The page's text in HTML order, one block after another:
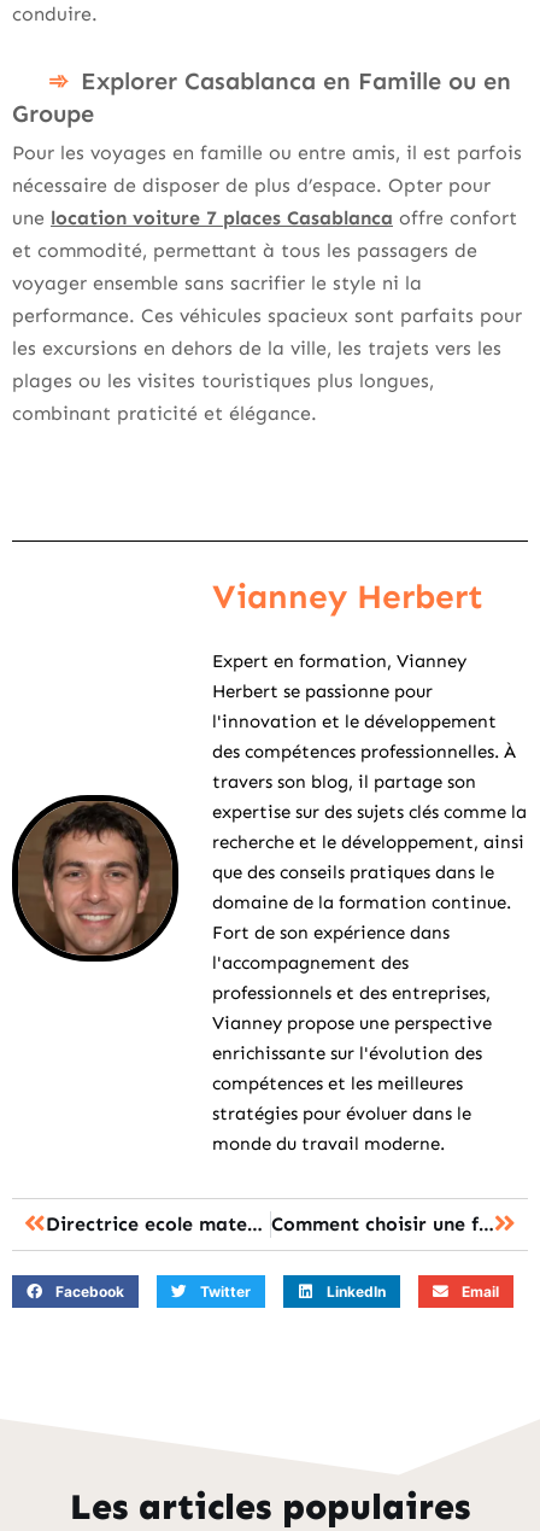
conduire.
Explorer Casablanca en Famille ou en
Groupe
Pour les voyages en famille ou entre amis, il est parfois
nécessaire de disposer de plus d’espace. Opter pour
une location voiture 7 places Casablanca offre confort
et commodité, permettant à tous les passagers de
voyager ensemble sans sacrifier le style ni la
performance. Ces véhicules spacieux sont parfaits pour
les excursions en dehors de la ville, les trajets vers les
plages ou les visites touristiques plus longues,
combinant praticité et élégance.
Vianney Herbert
Expert en formation, Vianney
Herbert se passionne pour
l'innovation et le développement
des compétences professionnelles. À
travers son blog, il partage son
expertise sur des sujets clés comme la
recherche et le développement, ainsi
que des conseils pratiques dans le
domaine de la formation continue.
Fort de son expérience dans
l'accompagnement des
professionnels et des entreprises,
Vianney propose une perspective
enrichissante sur l'évolution des
compétences et les meilleures
stratégies pour évoluer dans le
monde du travail moderne.
Directrice ecole maternelle : le parcours, missions et conditions d’accès Comment choisir une formation réellement efficace pour booster son activité et ses résultats ?
Facebook Twitter LinkedIn Email
Les articles populaires